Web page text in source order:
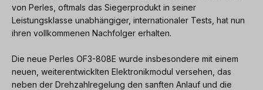
von Perles, oftmals das Siegerprodukt in seiner
Leistungsklasse unabhängiger, internationaler Tests, hat nun
ihren vollkommenen Nachfolger erhalten.
Die neue Perles OF3-808E wurde insbesondere mit einem
neuen, weiterentwicklten Elektronikmodul versehen, das
neben der Drehzahlregelung den sanften Anlauf und die